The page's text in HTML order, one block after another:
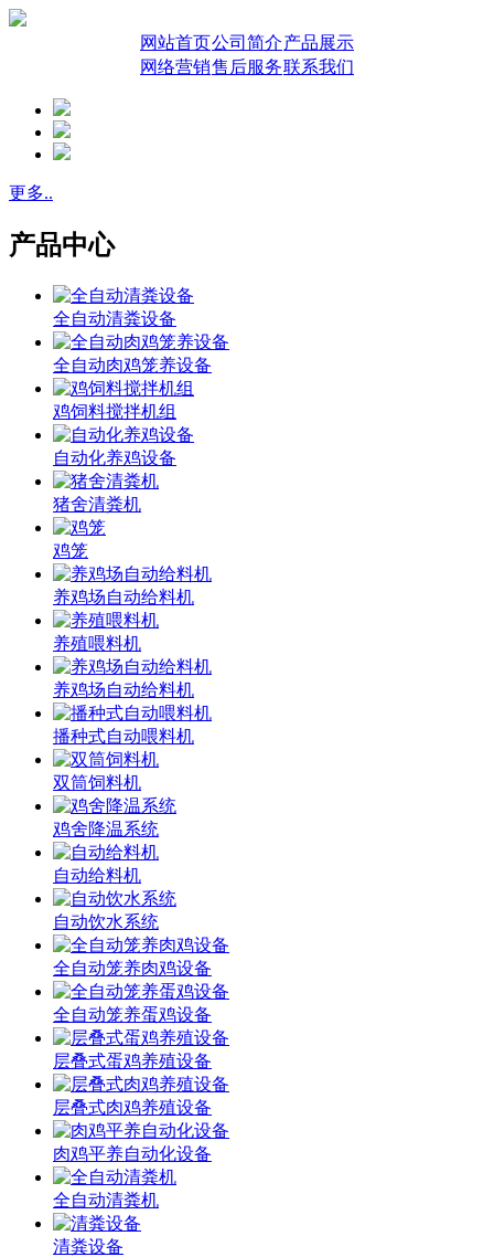
网站首页公司简介产品展示
网络营销售后服务联系我们
更多..
产品中心
全自动清粪设备
全自动肉鸡笼养设备
鸡饲料搅拌机组
自动化养鸡设备
猪舍清粪机
鸡笼
养鸡场自动给料机
养殖喂料机
养鸡场自动给料机
播种式自动喂料机
双筒饲料机
鸡舍降温系统
自动给料机
自动饮水系统
全自动笼养肉鸡设备
全自动笼养蛋鸡设备
层叠式蛋鸡养殖设备
层叠式肉鸡养殖设备
肉鸡平养自动化设备
全自动清粪机
清粪设备